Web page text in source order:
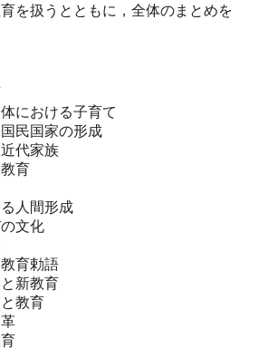
を扱うとともに，全体のまとめを
における子育て
民国家の形成
代家族
育
人間形成
文化
育勅語
新教育
教育